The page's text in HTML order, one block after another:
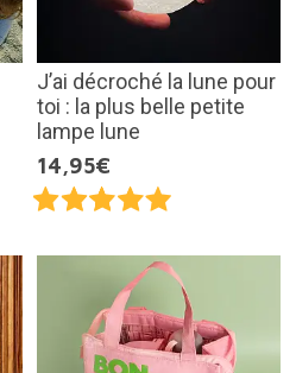
J’ai décroché la lune pour
toi : la plus belle petite
lampe lune
14,95€